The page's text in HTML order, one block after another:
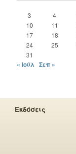
3 4
10 11
17 18
24 25
31
« Ιούλ Σεπ »
Εκδόσεις